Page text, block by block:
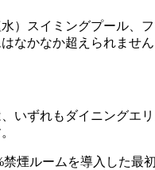
）スイミングプール、
なかなか超えられませ
いずれもダイニングエ
禁煙ルームを導入した